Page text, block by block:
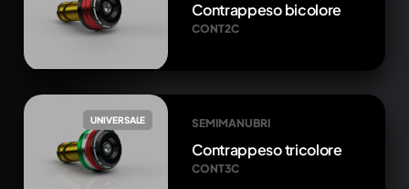
Contrappeso bicolore
CONT2C
UNIVERSALE SEMIMANUBRI
Contrappeso tricolore
CONT3C